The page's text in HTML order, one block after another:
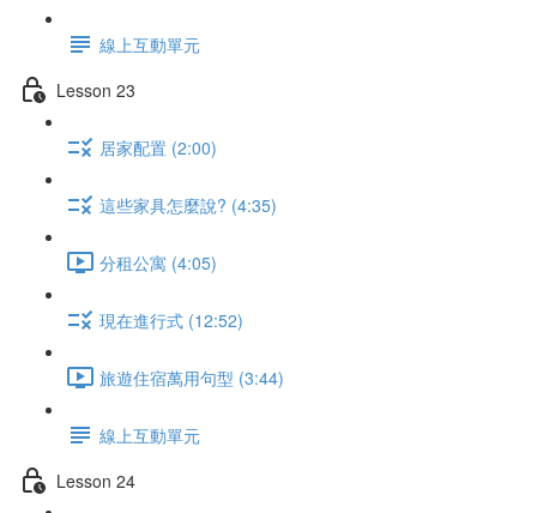
線上互動單元
Lesson 23
居家配置 (2:00)
這些家具怎麼說? (4:35)
分租公寓 (4:05)
現在進行式 (12:52)
旅遊住宿萬用句型 (3:44)
線上互動單元
Lesson 24